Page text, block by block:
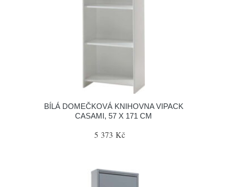
BÍLÁ DOMEČKOVÁ KNIHOVNA VIPACK
CASAMI, 57 X 171 CM
5 373 Kč